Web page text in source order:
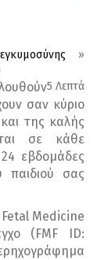
»
5 Λεπτά
σαν κύριο
της καλής
σε κάθε
εβδομάδες
παιδιού σας
Fetal Medicine
(FMF ID: